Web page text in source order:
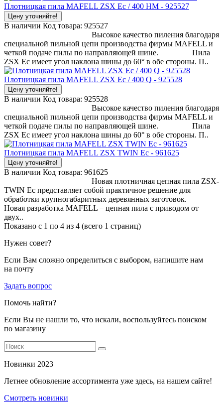
Плотницкая пила MAFELL ZSX Ec / 400 HM - 925527
Цену уточняйте!
В наличии Код товара: 925527
Высокое качество пиления благодаря
специальной пильной цепи производства фирмы MAFELL и
четкой подаче пилы по направляющей шине. Пила
ZSX Ec имеет угол наклона шины до 60° в обе стороны. П..
Плотницкая пила MAFELL ZSX Ec / 400 Q - 925528
Цену уточняйте!
В наличии Код товара: 925528
Высокое качество пиления благодаря
специальной пильной цепи производства фирмы MAFELL и
четкой подаче пилы по направляющей шине. Пила
ZSX Ec имеет угол наклона шины до 60° в обе стороны. П..
Плотницкая пила MAFELL ZSX TWIN Ec - 961625
Цену уточняйте!
В наличии Код товара: 961625
Новая плотничная цепная пила ZSX-
TWIN Ec представляет собой практичное решение для
обработки крупногабаритных деревянных заготовок.
Новая разработка MAFELL – цепная пила с приводом от
двух..
Показано с 1 по 4 из 4 (всего 1 страниц)
Нужен совет?
Если Вам сложно определиться с выбором, напишите нам
на почту
Задать вопрос
Помочь найти?
Если Вы не нашли то, что искали, воспользуйтесь поиском
по магазину
Новинки 2023
Летнее обновление ассортимента уже здесь, на нашем сайте!
Смотреть новинки